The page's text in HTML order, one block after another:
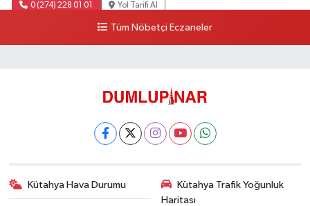
0 (274) 228 01 01 Yol Tarifi Al
Tüm Nöbetçi Eczaneler
Kütahya Hava Durumu
Kütahya Trafik Yoğunluk
Haritası